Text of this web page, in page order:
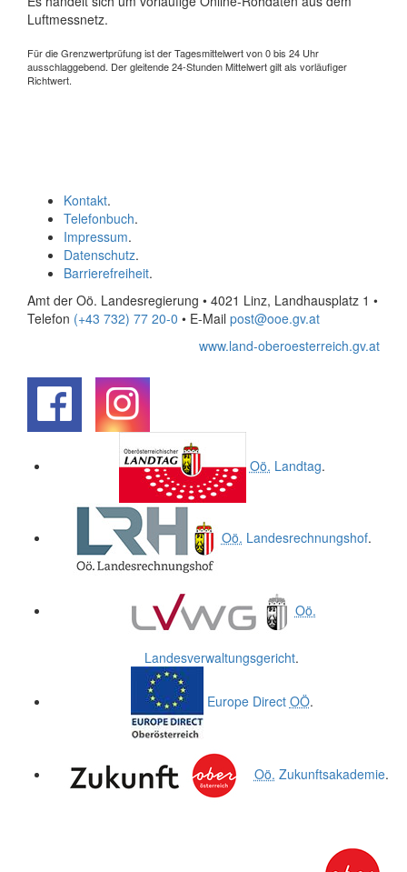
Luftmessnetz.
Für die Grenzwertprüfung ist der Tagesmittelwert von 0 bis 24 Uhr
ausschlaggebend. Der gleitende 24-Stunden Mittelwert gilt als vorläufiger
Richtwert.
Kontakt.
Telefonbuch.
Impressum.
Datenschutz.
Barrierefreiheit.
Amt der Oö. Landesregierung • 4021 Linz, Landhausplatz 1 •
Telefon (+43 732) 77 20-0 • E-Mail post@ooe.gv.at
www.land-oberoesterreich.gv.at
Oö. Landtag.
Oö. Landesrechnungshof.
Oö.
Landesverwaltungsgericht.
Europe Direct OÖ.
Oö. Zukunftsakademie.